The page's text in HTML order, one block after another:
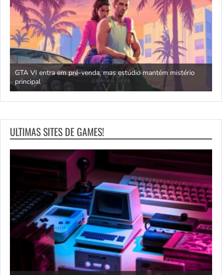
GTA VI entra em pré-venda, mas estúdio mantém mistério
principal
ULTIMAS SITES DE GAMES!